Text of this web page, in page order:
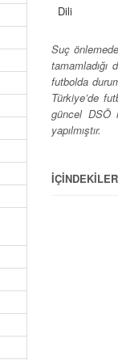
Dili
Suç
futbolda
Türkiye’de
güncel DSÖ
yapılmıştır.
İÇİNDEKİLER